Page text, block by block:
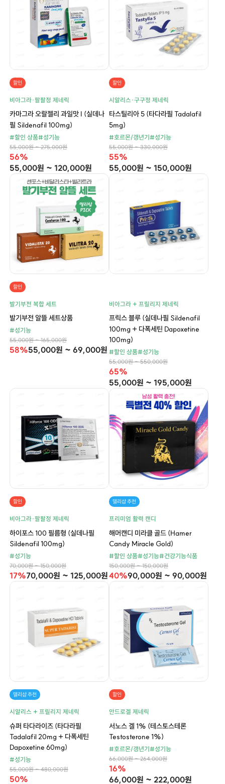
할인
비아그라·팔팔정 제네릭
카마그라 오랄젤리 과일맛 I (실데나
필 Sildenafil 100mg)
#할인 상품#성기능
55,000원 ~ 275,000원
56%
55,000원 ~ 120,000원
할인
시알리스·구구정 제네릭
타스틸리아 5 (타다라필 Tadalafil
5mg)
#호르몬/갱년기#성기능
55,000원 ~ 330,000원
55%
55,000원 ~ 150,000원
할인
발기부전 복합 세트
발기부전 알뜰 세트상품
#성기능
55,000원 ~ 165,000원
58%55,000원 ~ 69,000원
비아그라 + 프릴리지 제네릭
프릭스 블루 (실데나필 Sildenafil
100mg + 다폭세틴 Dapoxetine
100mg)
#할인 상품#성기능
55,000원 ~ 550,000원
65%
55,000원 ~ 195,000원
할인
비아그라·팔팔정 제네릭
하이포스 100 필름형 (실데나필
Sildenafil 100mg)
#성기능
70,000원 ~ 150,000원
17%70,000원 ~ 125,000원
델리샵 추천
프리미엄 활력 캔디
해머캔디 미라클 골드 (Hamer
Candy Miracle Gold)
#할인 상품#성기능#건강기능식품
150,000원 ~ 150,000원
40%90,000원 ~ 90,000원
델리샵 추천
시알리스 + 프릴리지 제네릭
슈퍼 타다라이즈 (타다라필
Tadalafil 20mg + 다폭세틴
Dapoxetine 60mg)
#성기능
55,000원 ~ 480,000원
50%
할인
안드로겔 제네릭
서노스 겔 1% (테스토스테론
Testosterone 1%)
#호르몬/갱년기 #성기능
66,000원 ~ 264,000원
16%
66,000원 ~ 222,000원